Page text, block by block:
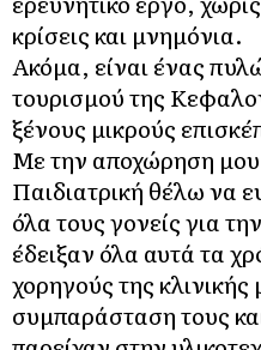
κρίσεις και μνημόνια.
Ακόμα, είναι ένας
τουρισμού της
ξένους μικρούς
Με την αποχώρηση
Παιδιατρική θέλω να
όλα τους γονείς για
έδειξαν όλα αυτά τα
χορηγούς της κλινικής
συμπαράσταση τους